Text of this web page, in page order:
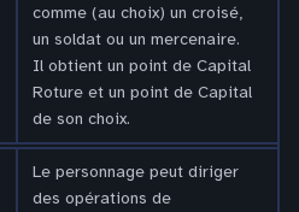
comme (au choix) un croisé,
un soldat ou un mercenaire.
Il obtient un point de Capital
Roture et un point de Capital
de son choix.
Le personnage peut diriger
des opérations de